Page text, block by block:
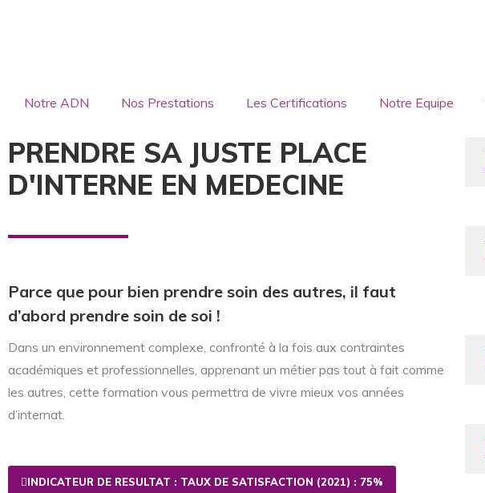
Notre ADN Nos Prestations Les Certifications Notre Equipe
PRENDRE SA JUSTE PLACE
D'INTERNE EN MEDECINE
Parce que pour bien prendre soin des autres, il faut
d’abord prendre soin de soi !
Dans un environnement complexe, confronté à la fois aux contraintes
académiques et professionnelles, apprenant un métier pas tout à fait comme
les autres, cette formation vous permettra de vivre mieux vos années
d’internat.
INDICATEUR DE RESULTAT : TAUX DE SATISFACTION (2021) : 75%